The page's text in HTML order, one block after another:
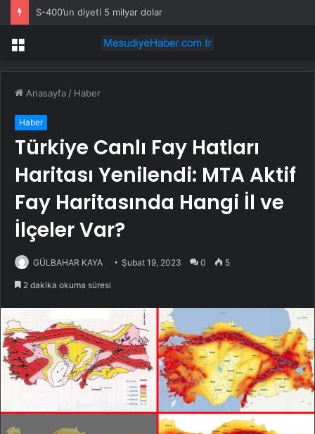
S-400’un diyeti 5 milyar dolar
Menü
Anasayfa / Haber
Haber
Türkiye Canlı Fay Hatları
Haritası Yenilendi: MTA Aktif
Fay Haritasında Hangi İl ve
İlçeler Var?
GÜLBAHAR KAYA Şubat 19, 2023 0 5
2 dakika okuma süresi